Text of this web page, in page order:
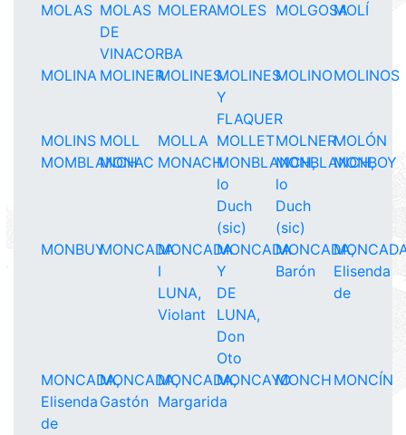
MOLAS MOLAS
DE
VINACORBA
MOLERAMOLES MOLGOSAMOLÍ
MOLINA MOLINERMOLINESMOLINES
Y
FLAQUER
MOLINOMOLINOS
MOLINS MOLL MOLLA MOLLETMOLNERMOLÓN
MOMBLANCH
MONAC MONACHMONBLANCH,
lo
Duch
(sic)
MONBLANCH,
lo
Duch
(sic)
MONBOY
MONBUYMONCADAMONCADA
I
LUNA,
Violant
MONCADA
Y
DE
LUNA,
Don
Oto
MONCADA,
Barón
Elisenda
de
MONCADA,
Elisenda
de
MONCADA,
Gastón
MONCADA,
Margarida
MONCAYOMONCH MONCÍN